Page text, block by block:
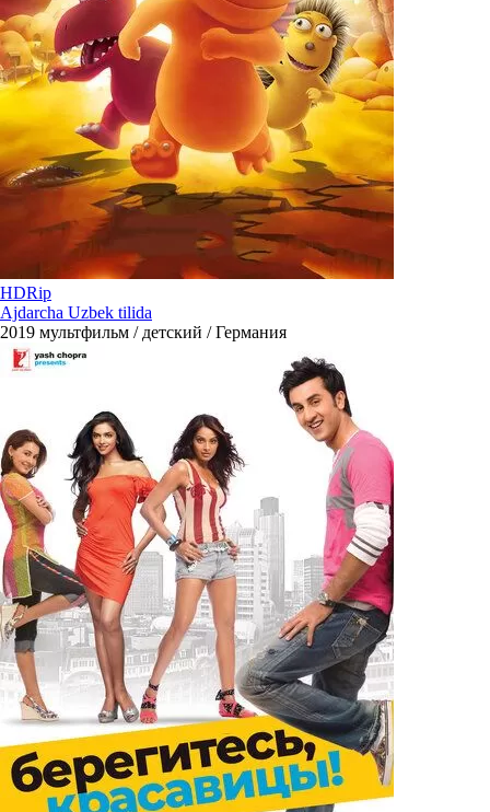
HDRip
Ajdarcha Uzbek tilida
2019 мультфильм / детский / Германия